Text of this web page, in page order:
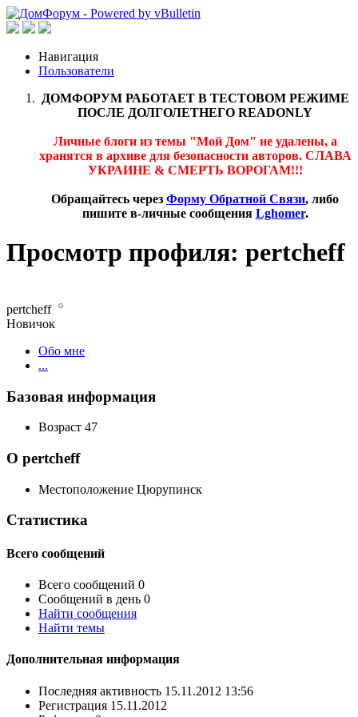
Навигация
Пользователи
ДОМФОРУМ РАБОТАЕТ В ТЕСТОВОМ РЕЖИМЕ
ПОСЛЕ ДОЛГОЛЕТНЕГО READONLY
Личные блоги из темы "Мой Дом" не удалены, а
хранятся в архиве для безопасности авторов. СЛАВА
УКРАИНЕ & СМЕРТЬ ВОРОГАМ!!!
Обращайтесь через Форму Обратной Связи, либо
пишите в-личные сообщения Lghomer.
Просмотр профиля: pertcheff
pertcheff
Новичок
Обо мне
...
Базовая информация
Возраст 47
О pertcheff
Местоположение Цюрупинск
Статистика
Всего сообщений
Всего сообщений 0
Сообщений в день 0
Найти сообщения
Найти темы
Дополнительная информация
Последняя активность 15.11.2012 13:56
Регистрация 15.11.2012